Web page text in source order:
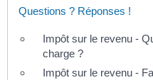
Questions ? Réponses !
Impôt sur le revenu -
charge ?
Impôt sur le revenu -